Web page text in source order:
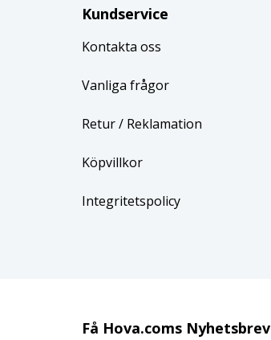
Kundservice
Kontakta oss
Vanliga frågor
Retur/ Reklamation
Köpvillkor
Integritetspolicy
Få Hova.coms Nyhetsbrev